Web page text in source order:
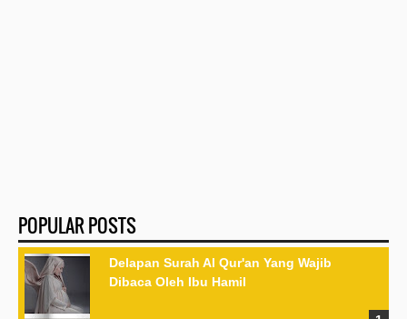
POPULAR POSTS
Delapan Surah Al Qur'an Yang Wajib
Dibaca Oleh Ibu Hamil